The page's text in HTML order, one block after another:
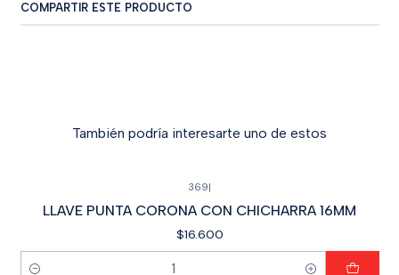
COMPARTIR ESTE PRODUCTO
También podría interesarte uno de estos
369|
LLAVE PUNTA CORONA CON CHICHARRA 16MM
$16.600